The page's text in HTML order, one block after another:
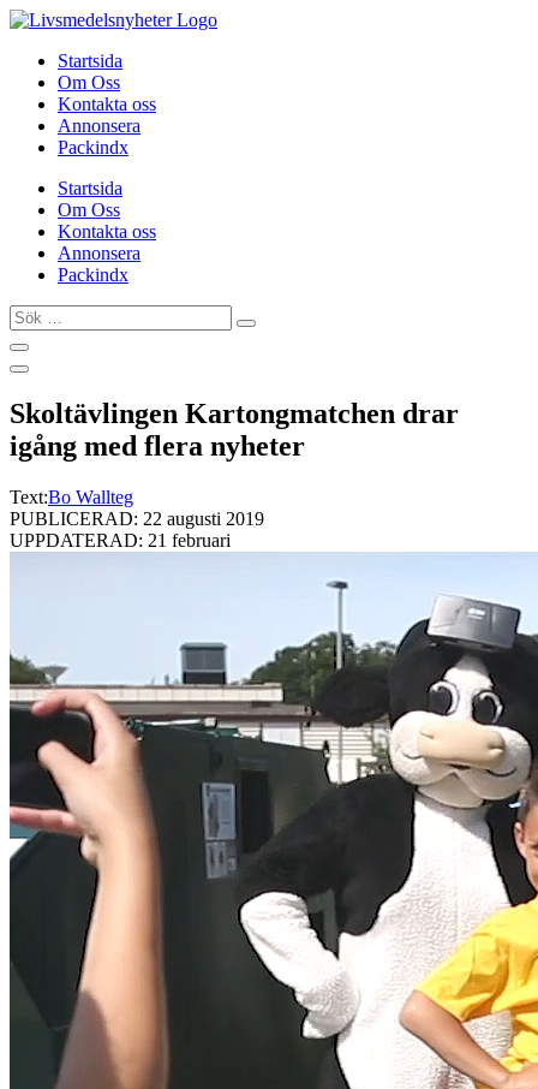
Hoppa
innehållStartsida
Om Oss
Kontakta oss
Annonsera
Packindx
Startsida
Om Oss
Kontakta oss
Annonsera
Packindx
Sök
…
Skoltävlingen Kartongmatchen drar
igång med flera nyheter
Text:Bo Wallteg
PUBLICERAD: 22 augusti 2019
UPPDATERAD: 21 februari